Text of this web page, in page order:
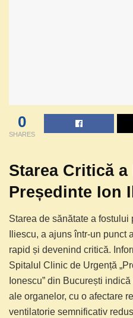
0
SHARES
Starea Critică
Președinte Ion
Starea de sănătate a
Iliescu, a ajuns într-un punct
rapid și devenind critică.
Spitalul Clinic de Urgență
Ionescu” din București
ale organelor, cu o afectare
ventilatorie semnificativ